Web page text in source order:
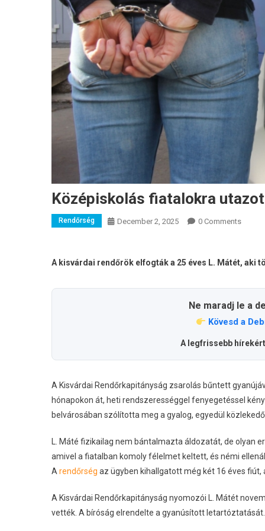
Középiskolás fiatalokra
Rendőrség December 2, 2025 0 Comments
A kisvárdai rendőrök elfogták a 25 éves L. Mátét, aki
Ne maradj le a
Kövesd a
A legfrissebb
A Kisvárdai Rendőrkapitányság zsarolás bűntett
hónapokon át, heti rendszerességgel fenyegetéssel
belvárosában szólította meg a gyalog, egyedül
L. Máté fizikailag nem bántalmazta áldozatát, de olyan
amivel a fiatalban komoly félelmet keltett, és némi
Arendőrség az ügyben kihallgatott még két 16 éves
A Kisvárdai Rendőrkapitányság nyomozói L. Mátét
vették. A bíróság elrendelte a gyanúsított letartóztatását.